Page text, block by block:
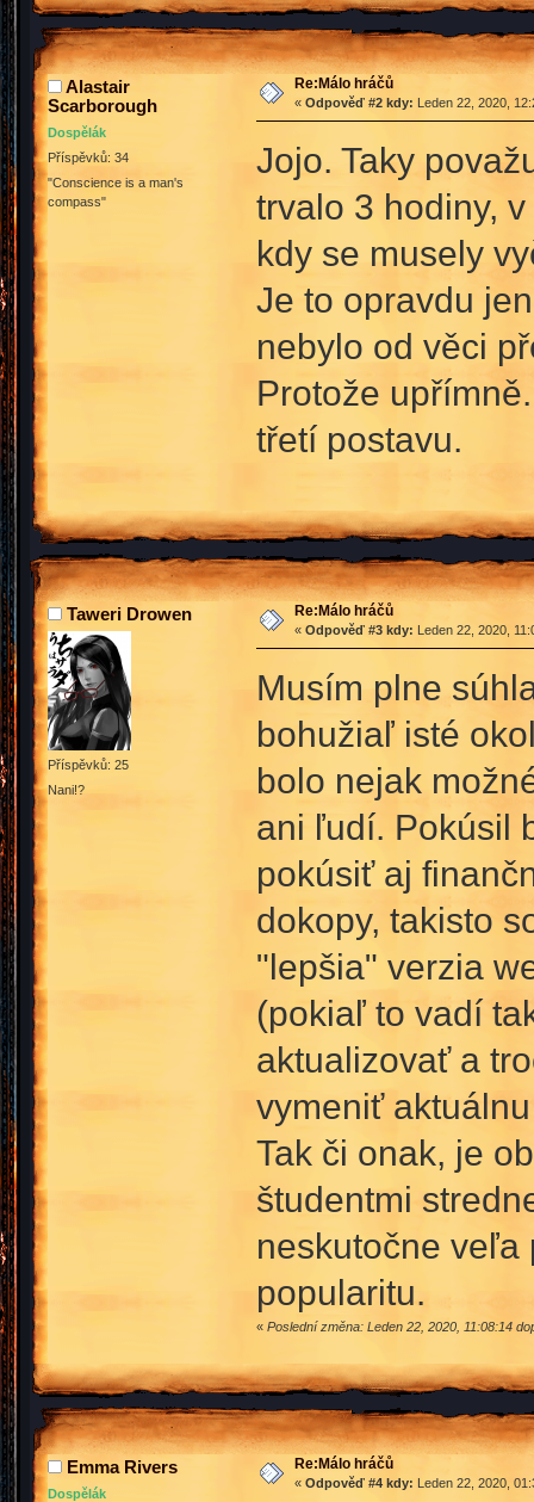
Alastair
Scarborough
Dospělák
Příspěvků: 34
"Conscience is a man's
compass"
Re:Málo hráčů
« Odpověď #2 kdy: Leden 22, 2020,
Jojo. Taky
trvalo 3 hodiny,
kdy se musely
Je to opravdu
nebylo od věci
Protože
třetí postavu.
Taweri Drowen
Příspěvků: 25
Nani!?
Re:Málo hráčů
« Odpověď #3 kdy: Leden 22, 2020,
Musím plne
bohužiaľ isté
bolo nejak
ani ľudí. Pokúsil
pokúsiť aj
dokopy, takisto
"lepšia" verzia
(pokiaľ to vadí
aktualizovať a
vymeniť
Tak či onak, je
študentmi
neskutočne veľa
popularitu.
« Poslední změna: Leden 22, 2020, 11:08:14
Emma Rivers
Dospělák
Re:Málo hráčů
« Odpověď #4 kdy: Leden 22, 2020,